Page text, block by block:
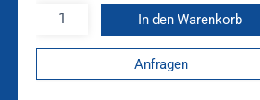
In den Warenkorb
Anfragen